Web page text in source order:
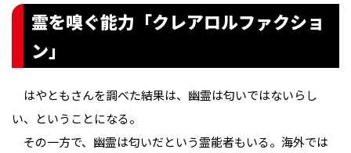
霊を嗅ぐ能力「クレアロルファクショ
ン」
はやともさんを調べた結果は、幽霊は匂いではないらし
い、ということになる。
その一方で、幽霊は匂いだという霊能者もいる。海外では